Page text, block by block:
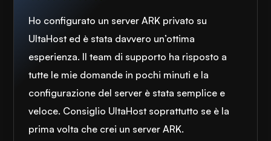
Ho configurato un server ARK privato su
UltaHost ed è stata davvero un’ottima
esperienza. Il team di supporto ha risposto a
tutte le mie domande in pochi minuti e la
configurazione del server è stata semplice e
veloce. Consiglio UltaHost soprattutto se è la
prima volta che crei un server ARK.